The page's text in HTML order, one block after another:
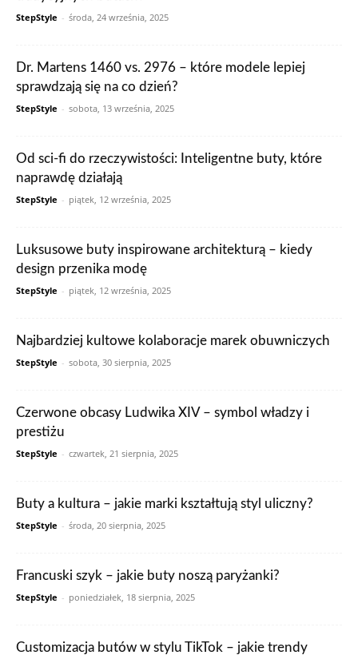
StepStyle - środa, 24 września, 2025
Dr. Martens 1460 vs. 2976 – które modele lepiej
sprawdzają się na co dzień?
StepStyle - sobota, 13 września, 2025
Od sci-fi do rzeczywistości: Inteligentne buty, które
naprawdę działają
StepStyle - piątek, 12 września, 2025
Luksusowe buty inspirowane architekturą – kiedy
design przenika modę
StepStyle - piątek, 12 września, 2025
Najbardziej kultowe kolaboracje marek obuwniczych
StepStyle - sobota, 30 sierpnia, 2025
Czerwone obcasy Ludwika XIV – symbol władzy i
prestiżu
StepStyle - czwartek, 21 sierpnia, 2025
Buty a kultura – jakie marki kształtują styl uliczny?
StepStyle - środa, 20 sierpnia, 2025
Francuski szyk – jakie buty noszą paryżanki?
StepStyle - poniedziałek, 18 sierpnia, 2025
Customizacja butów w stylu TikTok – jakie trendy